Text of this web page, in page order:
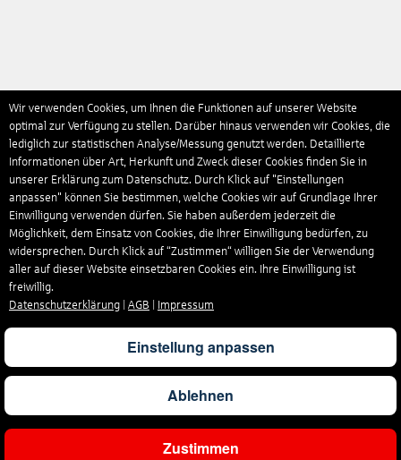
Ergebnisse filtern
Wir verwenden Cookies, um Ihnen die Funktionen auf unserer Website
optimal zur Verfügung zu stellen. Darüber hinaus verwenden wir Cookies, die
lediglich zur statistischen Analyse/Messung genutzt werden. Detaillierte
Informationen über Art, Herkunft und Zweck dieser Cookies finden Sie in
unserer Erklärung zum Datenschutz. Durch Klick auf "Einstellungen
anpassen" können Sie bestimmen, welche Cookies wir auf Grundlage Ihrer
Einwilligung verwenden dürfen. Sie haben außerdem jederzeit die
Möglichkeit, dem Einsatz von Cookies, die Ihrer Einwilligung bedürfen, zu
widersprechen. Durch Klick auf “Zustimmen“ willigen Sie der Verwendung
aller auf dieser Website einsetzbaren Cookies ein. Ihre Einwilligung ist
freiwillig.
Datenschutzerklärung
AGB Impressum
Einstellung anpassen
Ablehnen
Zustimmen